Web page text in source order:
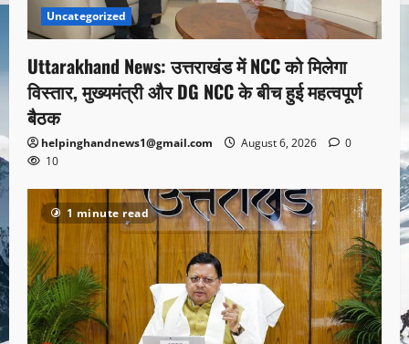
Uncategorized
Uttarakhand News: उत्तराखंड में NCC को मिलेगा
विस्तार, मुख्यमंत्री और DG NCC के बीच हुई महत्वपूर्ण
बैठक
helpinghandnews1@gmail.com August 6, 2026
0
10
1 minute read